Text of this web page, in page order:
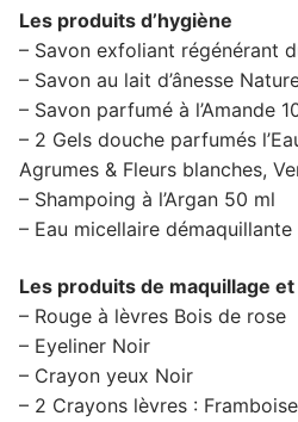
Les produits d’hygiène
– Savon exfoliant régénérant
– Savon au lait d’ânesse
– Savon parfumé à l’Amande
– 2 Gels douche parfumés
Agrumes & Fleurs blanches,
– Shampoing à l’Argan 50 ml
– Eau micellaire
Les produits de maquillage
– Rouge à lèvres Bois de rose
– Eyeliner Noir
– Crayon yeux Noir
– 2 Crayons lèvres :